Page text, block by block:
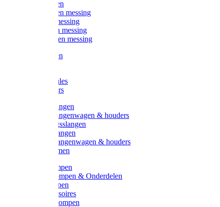
Kogelkranen
Koppelingen messing
Sproeiers messing
Tuinspuiten messing
Slangstukken messing
Handspuiten
Kunststoftules
Regenmeters
Overige slangen
Overige slangenwagen & houders
Beregeningsslangen
Gardena slangen
Gardena slangenwagen & houders
Slangklemmen
Leader pompen
Zwengelpompen & Onderdelen
Ebara pompen
Pompaccessoires
Excellent pompen